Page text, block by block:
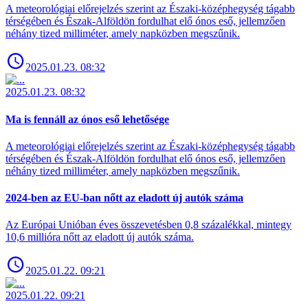
A meteorológiai előrejelzés szerint az Északi-középhegység tágabb
térségében és Észak-Alföldön fordulhat elő ónos eső, jellemzően
néhány tized milliméter, amely napközben megszűnik.
2025.01.23. 08:32
2025.01.23. 08:32
Ma is fennáll az ónos eső lehetősége
A meteorológiai előrejelzés szerint az Északi-középhegység tágabb
térségében és Észak-Alföldön fordulhat elő ónos eső, jellemzően
néhány tized milliméter, amely napközben megszűnik.
2024-ben az EU-ban nőtt az eladott új autók száma
Az Európai Unióban éves összevetésben 0,8 százalékkal, mintegy
10,6 millióra nőtt az eladott új autók száma.
2025.01.22. 09:21
2025.01.22. 09:21